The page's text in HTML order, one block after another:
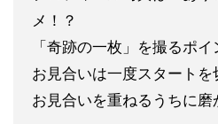
メ！？
「奇跡の一枚」を撮るポ
お見合いは一度スタートを
お見合いを重ねるうちに磨